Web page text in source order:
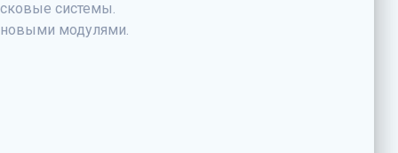
системы.
новыми модулями.